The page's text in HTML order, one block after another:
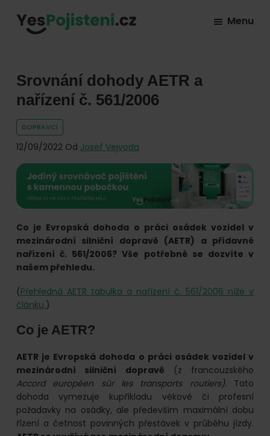
všech
druhů
od
hlavních
pojišťoven
na
trhu.
nejlevnější
pojištění
online.
Menu
Srovnání dohody AETR a
nařízení č. 561/2006
DOPRAVCI
12/09/2022Od Josef Vejvoda
Co je Evropská dohoda o práci osádek vozidel v
mezinárodní silniční dopravě (AETR) a přídavné
nařízení č. 561/2006? Vše potřebné se dozvíte v
našem přehledu.
(Přehledná AETR tabulka a nařízení č. 561/2006 níže v
článku.)
Co je AETR?
AETR je Evropská dohoda o práci osádek vozidel v
mezinárodní silniční dopravě (z francouzského
Accord européen sûr les transports routiers). Tato
dohoda vymezuje kupříkladu věkové či profesní
požadavky na osádky, ale především maximální dobu
řízení a četnost povinných přestávek v průběhu jízdy.